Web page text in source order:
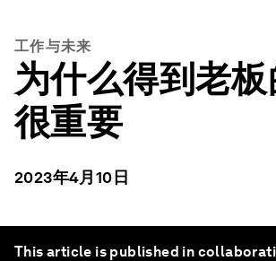
工作与未来
为什么得到老
很重要
2023年4月10日
This article is published in